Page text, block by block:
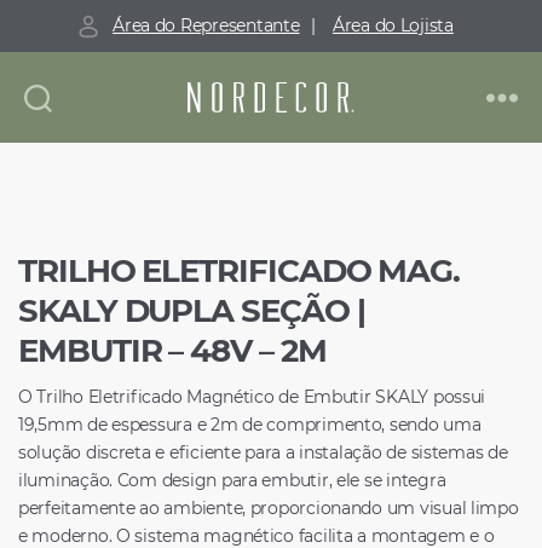
Área do Representante | Área do Lojista
Nordecor
TRILHO ELETRIFICADO MAG.
SKALY DUPLA SEÇÃO |
EMBUTIR – 48V – 2M
O Trilho Eletrificado Magnético de Embutir SKALY possui
19,5mm de espessura e 2m de comprimento, sendo uma
solução discreta e eficiente para a instalação de sistemas de
iluminação. Com design para embutir, ele se integra
perfeitamente ao ambiente, proporcionando um visual limpo
e moderno. O sistema magnético facilita a montagem e o